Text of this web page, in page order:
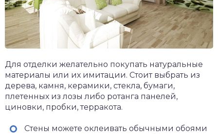
Для отделки желательно покупать натуральные
материалы или их имитации. Стоит выбрать из
дерева, камня, керамики, стекла, бумаги,
плетенных из лозы либо ротанга панелей,
циновки, пробки, терракота.
Стены можете оклеивать обычными обоями